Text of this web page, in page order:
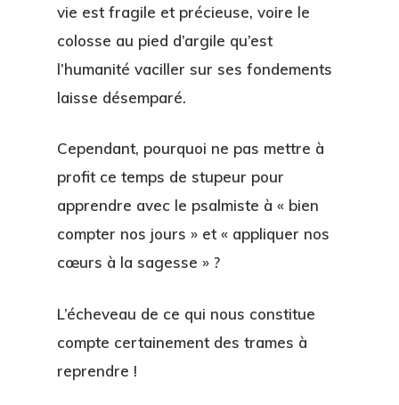
vie est fragile et précieuse, voire le
colosse au pied d’argile qu’est
l’humanité vaciller sur ses fondements
laisse désemparé.
Cependant, pourquoi ne pas mettre à
profit ce temps de stupeur pour
apprendre avec le psalmiste à « bien
compter nos jours » et « appliquer nos
cœurs à la sagesse » ?
L’écheveau de ce qui nous constitue
compte certainement des trames à
reprendre !